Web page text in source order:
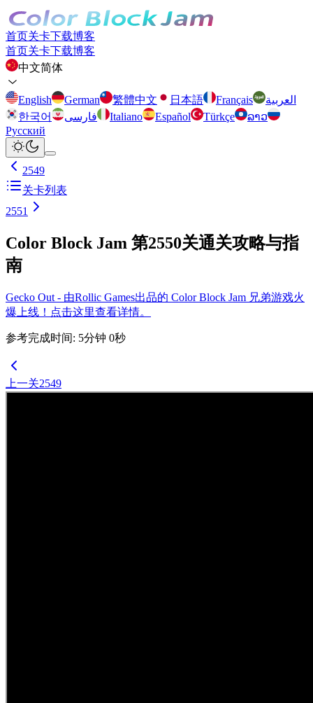
首页关卡下载博客
首页关卡下载博客
中文简体
English German 繁體中文 日本語 Français
العربية
한국어
فارسی Italiano Español Türkçe
ລາວ
Русский
2549
关卡列表
2551
Color Block Jam 第2550关通关攻略与指
南
Gecko Out - 由Rollic Games出品的 Color Block Jam 兄弟游戏火
爆上线！点击这里查看详情。
参考完成时间: 5分钟 0秒
上一关2549